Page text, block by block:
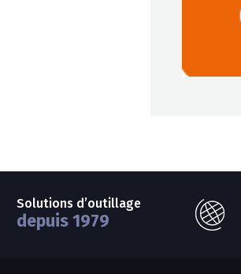
Solutions d’outillage
depuis 1979